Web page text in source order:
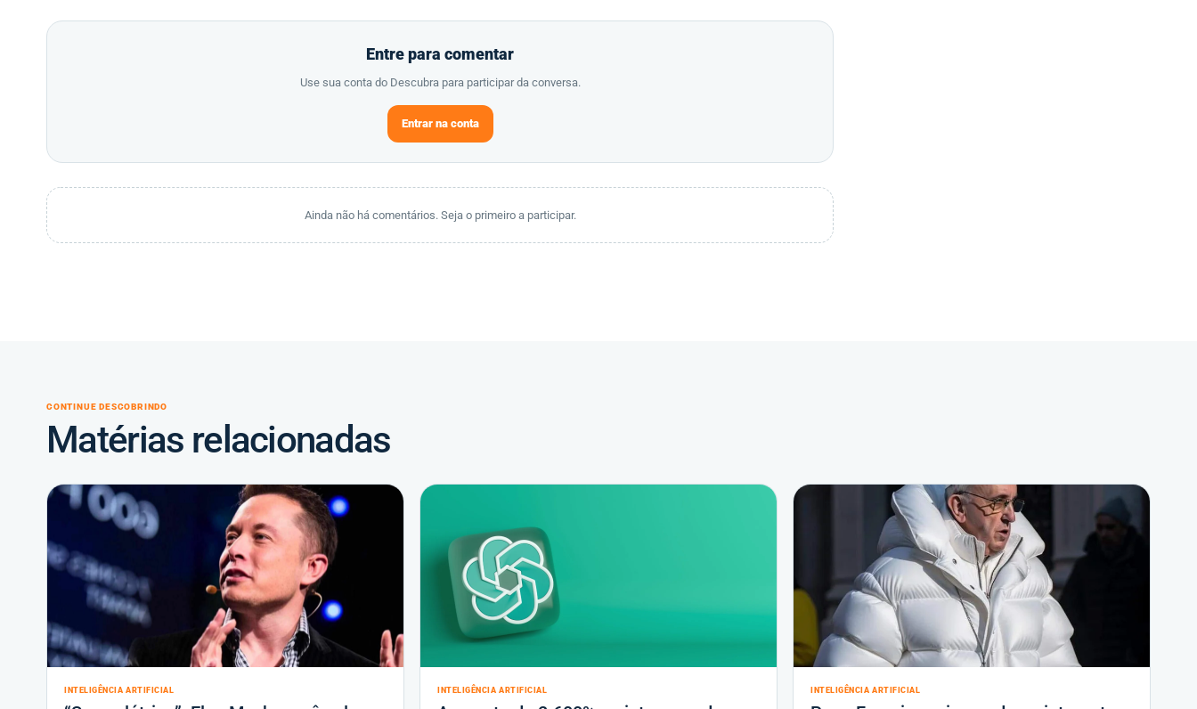
Entre para comentar
Use sua conta do Descubra para participar da conversa.
Entrar na conta
Ainda não há comentários. Seja o primeiro a participar.
CONTINUE DESCOBRINDO
Matérias relacionadas
INTELIGÊNCIA ARTIFICIAL INTELIGÊNCIA ARTIFICIAL INTELIGÊNCIA ARTIFICIAL